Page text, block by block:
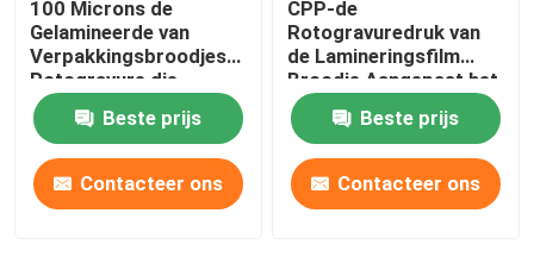
100 Microns de
Gelamineerde van
Verpakkingsbroodjes
Rotogravure die
Gelamineerd
Filmbroodje drukken
Beste prijs
Contacteer ons
CPP-de
Rotogravuredruk van
de Lamineringsfilm
Broodje Aangepast het
Lamineren Bladbroodje
Beste prijs
Contacteer ons